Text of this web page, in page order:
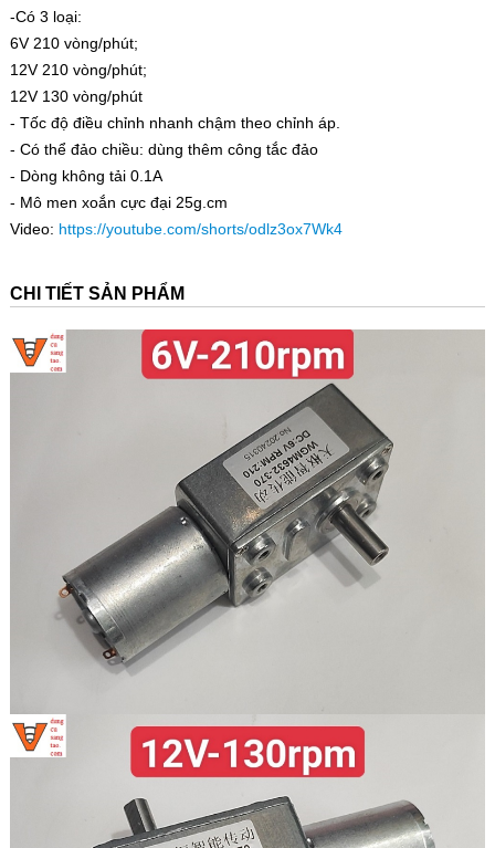
-Có 3 loại:
6V 210 vòng/phút;
12V 210 vòng/phút;
12V 130 vòng/phút
- Tốc độ điều chỉnh nhanh chậm theo chỉnh áp.
- Có thể đảo chiều: dùng thêm công tắc đảo
- Dòng không tải 0.1A
- Mô men xoắn cực đại 25g.cm
Video: https://youtube.com/shorts/odlz3ox7Wk4
CHI TIẾT SẢN PHẨM